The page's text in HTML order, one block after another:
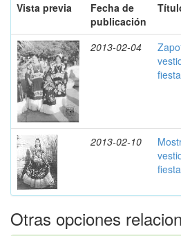
Vista previa
Fecha de
publicación
2013-02-04
2013-02-10
Otras opciones